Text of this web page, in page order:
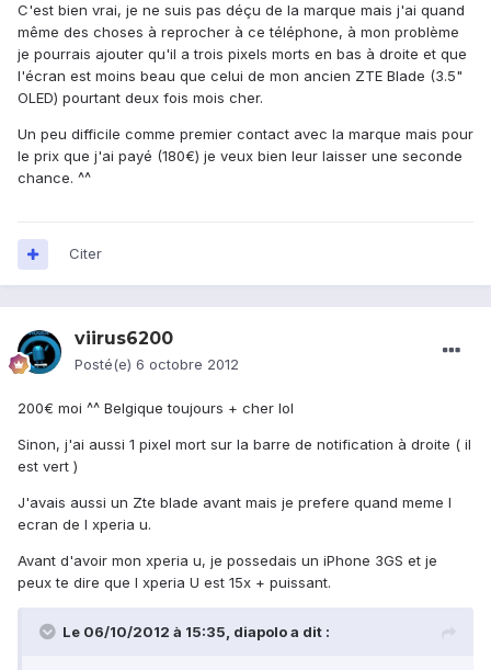
C'est bien vrai, je ne suis pas déçu de la marque mais j'ai quand
même des choses à reprocher à ce téléphone, à mon problème
je pourrais ajouter qu'il a trois pixels morts en bas à droite et que
l'écran est moins beau que celui de mon ancien ZTE Blade (3.5"
OLED) pourtant deux fois mois cher.
Un peu difficile comme premier contact avec la marque mais pour
le prix que j'ai payé (180€) je veux bien leur laisser une seconde
chance. ^^
Citer
viirus6200
Posté(e) 6 octobre 2012
200€ moi ^^ Belgique toujours + cher lol
Sinon, j'ai aussi 1 pixel mort sur la barre de notification à droite ( il
est vert )
J'avais aussi un Zte blade avant mais je prefere quand meme l
ecran de l xperia u.
Avant d'avoir mon xperia u, je possedais un iPhone 3GS et je
peux te dire que l xperia U est 15x + puissant.
Le 06/10/2012 à 15:35, diapolo a dit :